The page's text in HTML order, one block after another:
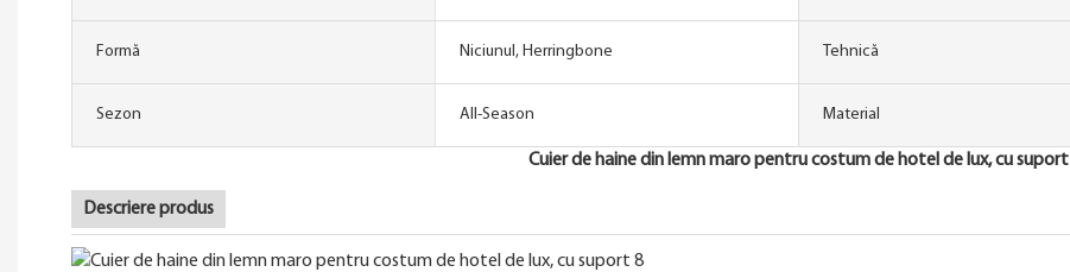
Formă Niciunul, Herringbone Tehnică
Sezon All-Season Material
Cuier de haine din lemn maro pentru costum de hotel de lux, cu suport
Descriere produs